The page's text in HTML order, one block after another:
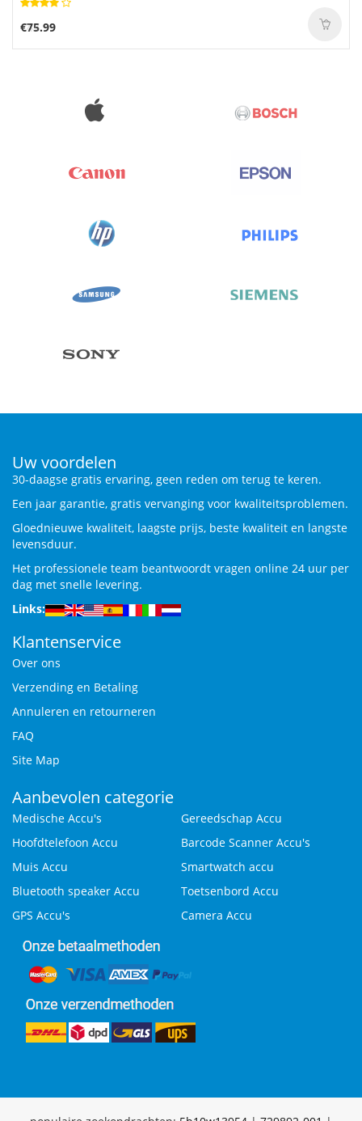
€75.99
Uw voordelen
30-daagse gratis ervaring, geen reden om terug te keren.
Een jaar garantie, gratis vervanging voor kwaliteitsproblemen.
Gloednieuwe kwaliteit, laagste prijs, beste kwaliteit en langste
levensduur.
Het professionele team beantwoordt vragen online 24 uur per
dag met snelle levering.
Links:
Klantenservice
Over ons
Verzending en Betaling
Annuleren en retourneren
FAQ
Site Map
Aanbevolen categorie
Medische Accu's
Gereedschap Accu
Hoofdtelefoon Accu
Barcode Scanner Accu's
Muis Accu
Smartwatch accu
Bluetooth speaker Accu
Toetsenbord Accu
GPS Accu's
Camera Accu